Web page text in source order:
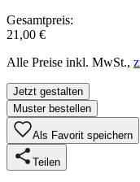
Gesamtpreis:
21,00 €
Alle Preise inkl. MwSt.,
Jetzt gestalten
Muster bestellen
Als Favorit speichern
Teilen